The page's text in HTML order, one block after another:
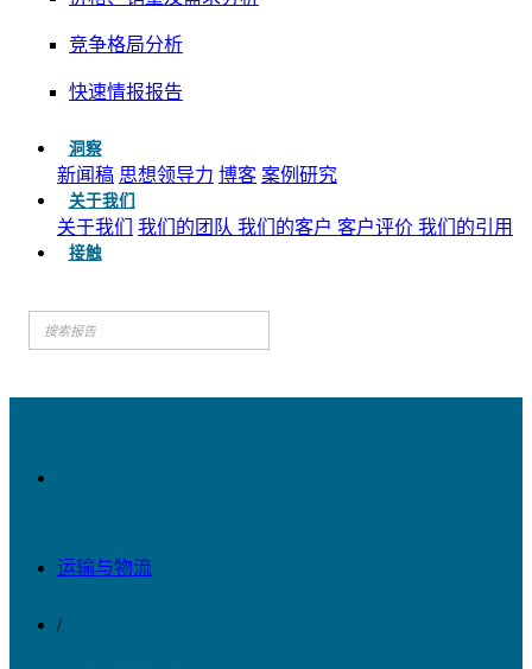
竞争格局分析
快速情报报告
洞察
新闻稿 思想领导力 博客 案例研究
关于我们
关于我们 我们的团队 我们的客户 客户评价 我们的引用
接触
运输与物流
/